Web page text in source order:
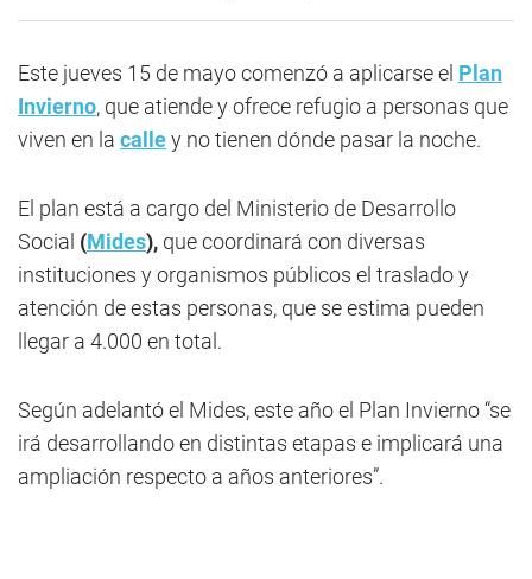
Este jueves 15 de mayo comenzó a aplicarse el Plan
Invierno, que atiende y ofrece refugio a personas que
viven en la calley no tienen dónde pasar la noche.
El plan está a cargo del Ministerio de Desarrollo
Social (Mides), que coordinará con diversas
instituciones y organismos públicos el traslado y
atención de estas personas, que se estima pueden
llegar a 4.000 en total.
Según adelantó el Mides, este año el Plan Invierno “se
irá desarrollando en distintas etapas e implicará una
ampliación respecto a años anteriores”.